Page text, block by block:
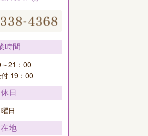
時間
21：00
19：00
日
曜日
地